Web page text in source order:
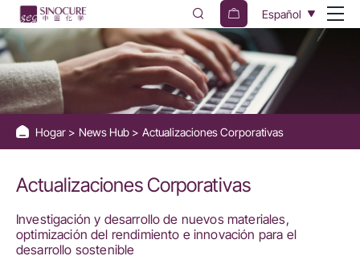
Actualizaciones
Corporativas
Español
Hogar News Hub Actualizaciones Corporativas
Actualizaciones Corporativas
Investigación y desarrollo de nuevos materiales,
optimización del rendimiento e innovación para el
desarrollo sostenible